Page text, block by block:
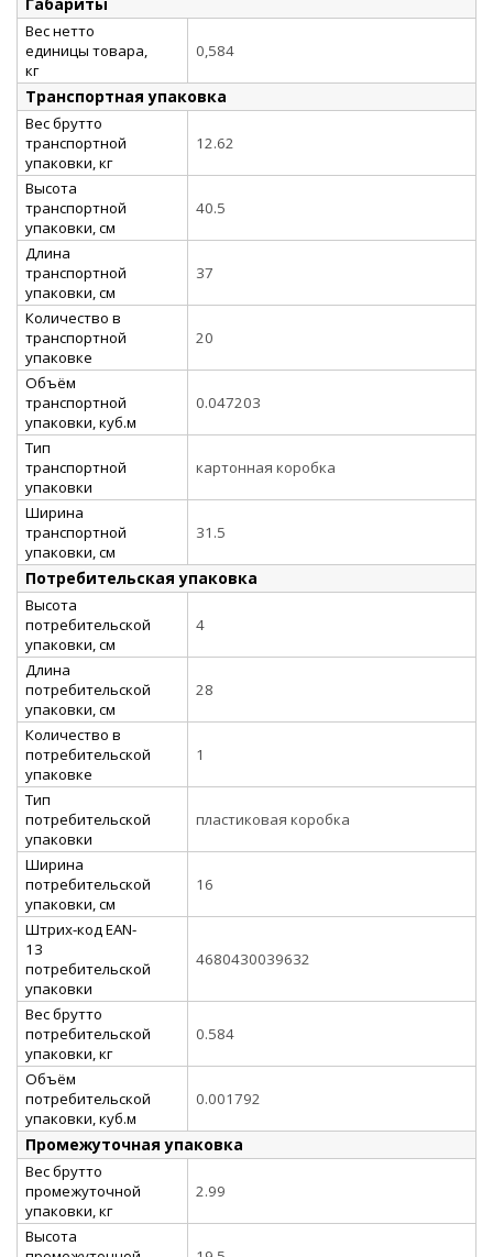
Вес нетто
единицы товара,
кг
0,584
Транспортная упаковка
Вес брутто
транспортной
упаковки, кг
12.62
Высота
транспортной
упаковки, см
40.5
Длина
транспортной
упаковки, см
37
Количество в
транспортной
упаковке
20
Объём
транспортной
упаковки, куб.м
0.047203
Тип
транспортной
упаковки
картонная коробка
Ширина
транспортной
упаковки, см
31.5
Потребительская упаковка
Высота
потребительской
упаковки, см
4
Длина
потребительской
упаковки, см
28
Количество в
потребительской
упаковке
1
Тип
потребительской
упаковки
пластиковая коробка
Ширина
потребительской
упаковки, см
16
Штрих-код EAN-
13
потребительской
упаковки
4680430039632
Вес брутто
потребительской
упаковки, кг
0.584
Объём
потребительской
упаковки, куб.м
0.001792
Промежуточная упаковка
Вес брутто
промежуточной
упаковки, кг
2.99
Высота